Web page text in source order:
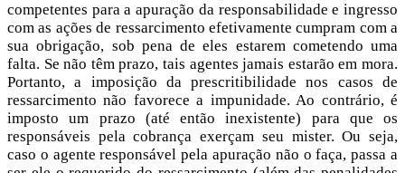
competentes para a apuração da responsabilidade e ingresso
com as ações de ressarcimento efetivamente cumpram com a
sua obrigação, sob pena de eles estarem cometendo uma
falta. Se não têm prazo, tais agentes jamais estarão em mora.
Portanto, a imposição da prescritibilidade nos casos de
ressarcimento não favorece a impunidade. Ao contrário, é
imposto um prazo (até então inexistente) para que os
responsáveis pela cobrança exerçam seu mister. Ou seja,
caso o agente responsável pela apuração não o faça, passa a